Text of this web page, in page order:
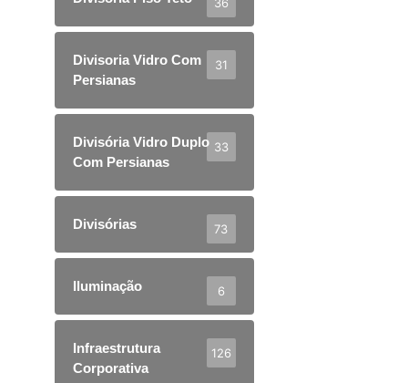
Divisoria Vidro Com
Persianas
31
Divisória Vidro Duplo
Com Persianas
33
Divisórias 73
Iluminação 6
Infraestrutura
Corporativa
126